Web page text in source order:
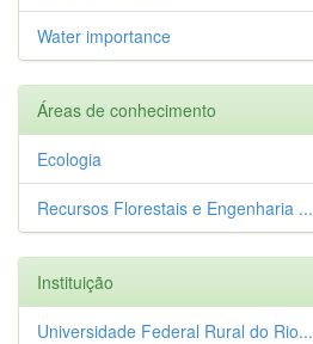
Water importance
Áreas de conhecimento
Ecologia
Recursos Florestais e Engenharia ...
Instituição
Universidade Federal Rural do Rio...